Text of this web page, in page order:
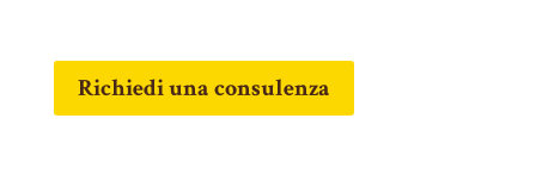
Richiedi una consulenza